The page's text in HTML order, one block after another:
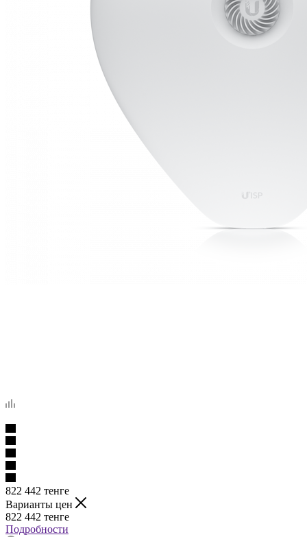
822 442 тенге
Варианты цен
822 442 тенге
Подробности